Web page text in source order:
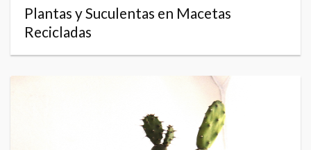
Plantas y Suculentas en Macetas
Recicladas